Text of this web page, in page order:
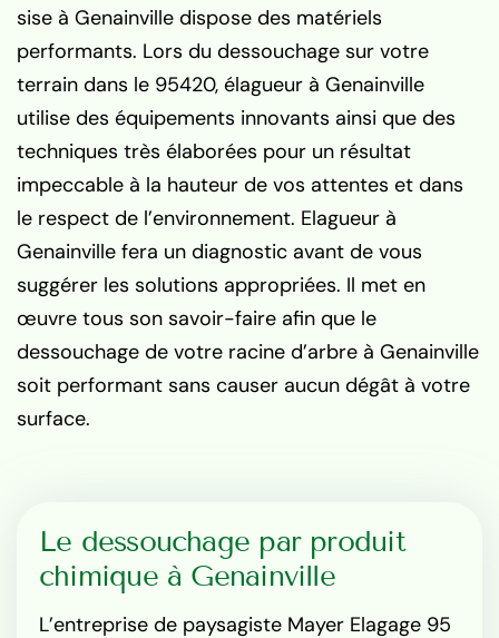
sise à Genainville dispose des matériels
performants. Lors du dessouchage sur votre
terrain dans le 95420, élagueur à Genainville
utilise des équipements innovants ainsi que des
techniques très élaborées pour un résultat
impeccable à la hauteur de vos attentes et dans
le respect de l’environnement. Elagueur à
Genainville fera un diagnostic avant de vous
suggérer les solutions appropriées. Il met en
œuvre tous son savoir-faire afin que le
dessouchage de votre racine d’arbre à Genainville
soit performant sans causer aucun dégât à votre
surface.
Le dessouchage par produit
chimique à Genainville
L’entreprise de paysagiste Mayer Elagage 95